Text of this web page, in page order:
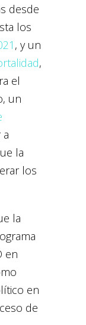
desde
los
, y un
,
el
un
la
los
la
en
en
de